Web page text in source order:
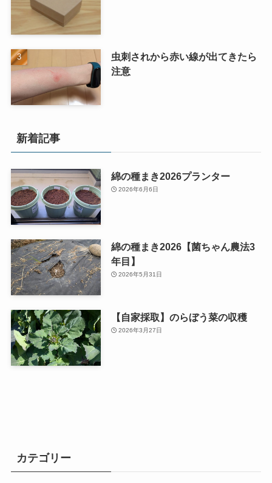
虫刺されから赤い線が出てきたら
注意
新着記事
綿の種まき2026プランター
2026年6月6日
綿の種まき2026【菌ちゃん農法3
年目】
2026年5月31日
【自家採取】のらぼう菜の収穫
2026年3月27日
カテゴリー